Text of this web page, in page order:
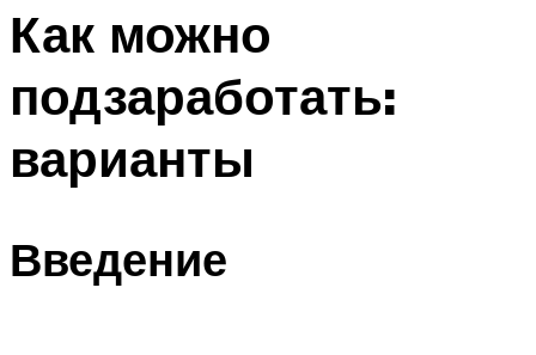
Как можно
подзаработать:
варианты
Введение